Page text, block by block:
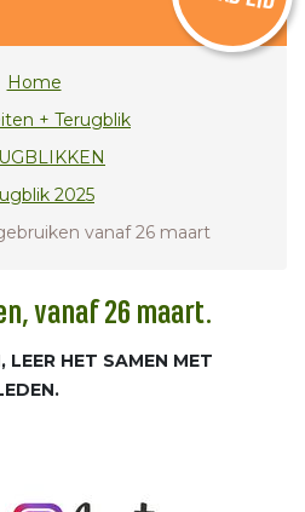
Home
+ Terugblik
2025
vanaf 26 maart
vanaf 26 maart.
LEER HET SAMEN MET